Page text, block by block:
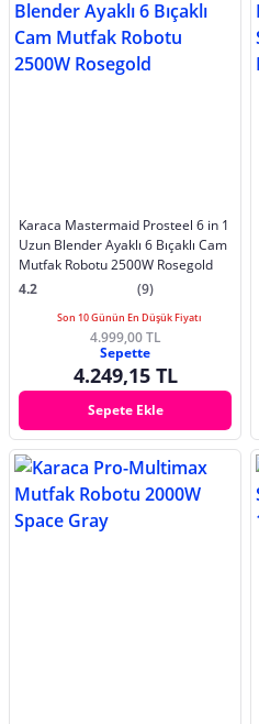
Karaca Mastermaid Prosteel 6 in 1
Uzun Blender Ayaklı 6 Bıçaklı Cam
Mutfak Robotu 2500W Rosegold
4.2
(9)
Son 10 Günün En Düşük Fiyatı
4.999,00 TL
Sepette
4.249,15 TL
Sepete Ekle